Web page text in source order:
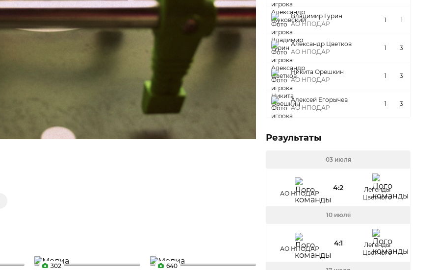
302
640
Владимир Гурин
АО НПОДАР
1 1
Александр Цветков
АО НПОДАР
1 3
Никита Орешкин
АО НПОДАР
1 3
Алексей Егорычев
АО НПОДАР
1 3
Результаты
03 июля
АО НПОДАР
4:2
Легенды
Цветного
10 июля
АО НПОДАР
4:1
Легенды
Цветного